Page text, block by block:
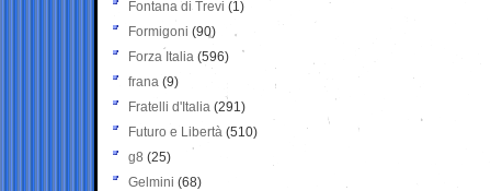
Fontana di Trevi (1)
Formigoni (90)
Forza Italia (596)
frana (9)
Fratelli d'Italia (291)
Futuro e Libertà (510)
g8 (25)
Gelmini (68)